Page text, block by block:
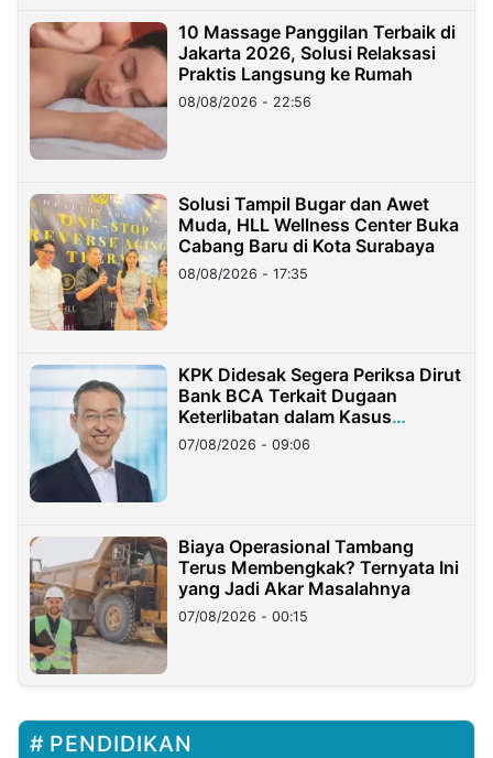
10 Massage Panggilan Terbaik di
Jakarta 2026, Solusi Relaksasi
Praktis Langsung ke Rumah
08/08/2026 - 22:56
Solusi Tampil Bugar dan Awet
Muda, HLL Wellness Center Buka
Cabang Baru di Kota Surabaya
08/08/2026 - 17:35
KPK Didesak Segera Periksa Dirut
Bank BCA Terkait Dugaan
Keterlibatan dalam Kasus
Hilangnya Dana Nasabah Rp2,58
Miliar
07/08/2026 - 09:06
Biaya Operasional Tambang
Terus Membengkak? Ternyata Ini
yang Jadi Akar Masalahnya
07/08/2026 - 00:15
PENDIDIKAN